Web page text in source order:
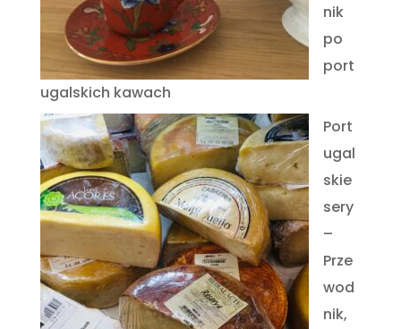
nik
po
port
ugalskich kawach
Port
ugal
skie
sery
–
Prze
wod
nik,